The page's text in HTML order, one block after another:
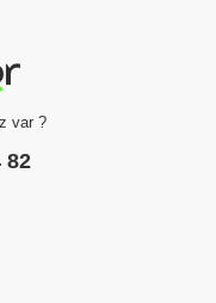
var ?
82